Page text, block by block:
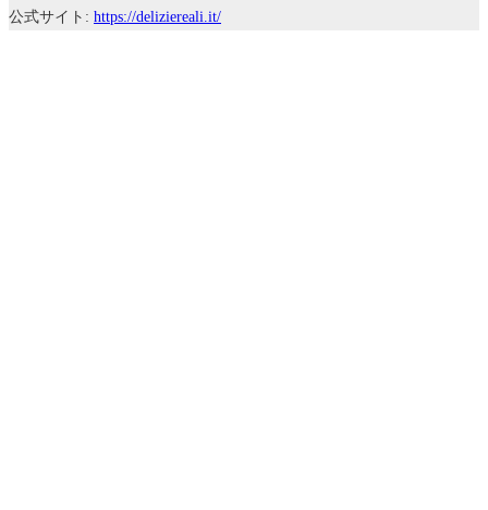
公式サイト: https://deliziereali.it/